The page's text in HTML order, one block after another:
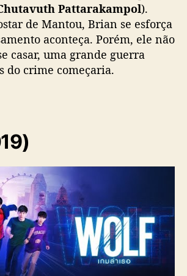
Pattarakampol).
de Mantou, Brian se esforça
aconteça. Porém, ele não
casar, uma grande guerra
do crime começaria.